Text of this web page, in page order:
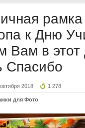
к Дню
Вам в этот
Спасибо
2018 1 278
для Фото